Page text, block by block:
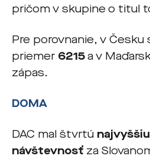
pričom v skupine o titul
Pre porovnanie, v Česku
priemer 6215a v
zápas.
DOMA
DAC mal štvrtú
návštevnosť za